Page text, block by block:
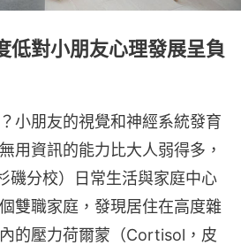
低對小朋友心理發展呈負
小朋友的視覺和神經系統發育
用資訊的能力比大人弱得多，
磯分校）日常生活與家庭中心
雙職家庭，發現居住在高度雜
的壓力荷爾蒙（Cortisol，皮